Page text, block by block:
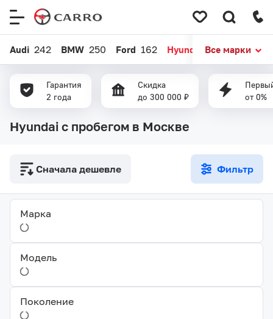
Audi 242 BMW 250 Ford 162 Hyundai 437 Kia 520
Все марки
Гарантия
2 года
Скидка
до 300 000 ₽
от 0%
Hyundai с пробегом в Москве
Фильтр
Сначала дешевле
Марка
Модель
Поколение